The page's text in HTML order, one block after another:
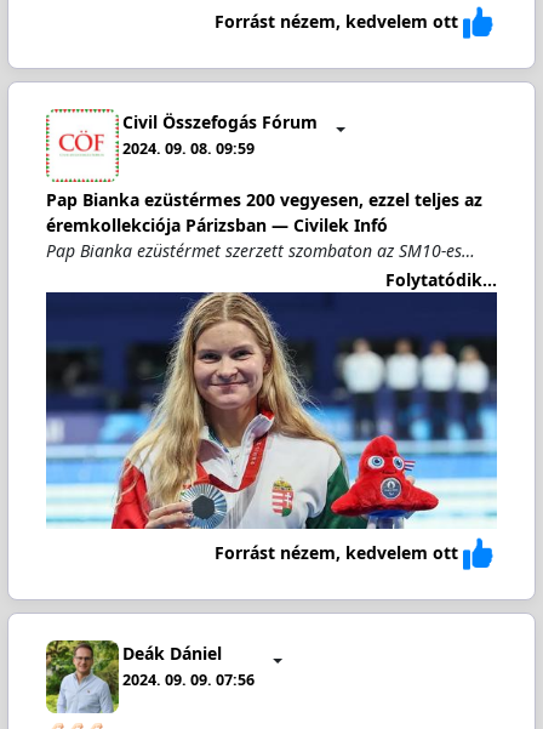
Forrást nézem, kedvelem ott
Civil Összefogás Fórum
2024. 09. 08. 09:59
Pap Bianka ezüstérmes 200 vegyesen, ezzel teljes az
éremkollekciója Párizsban — Civilek Infó
Pap Bianka ezüstérmet szerzett szombaton az SM10-es…
Folytatódik...
Forrást nézem, kedvelem ott
Deák Dániel
2024. 09. 09. 07:56